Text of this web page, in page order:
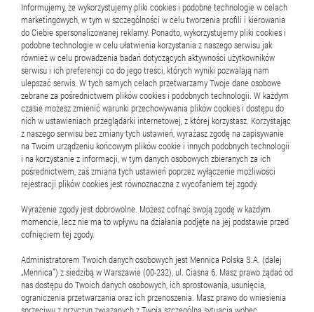
Informujemy, że wykorzystujemy pliki cookies i podobne technologie w celach
marketingowych, w tym w szczególności w celu tworzenia profili i kierowania
do Ciebie spersonalizowanej reklamy. Ponadto, wykorzystujemy pliki cookies i
podobne technologie w celu ułatwienia korzystania z naszego serwisu jak
również w celu prowadzenia badań dotyczących aktywności użytkowników
serwisu i ich preferencji co do jego treści, których wyniki pozwalają nam
ulepszać serwis. W tych samych celach przetwarzamy Twoje dane osobowe
zebrane za pośrednictwem plików cookies i podobnych technologii. W każdym
czasie możesz zmienić warunki przechowywania plików cookies i dostępu do
nich w ustawieniach przeglądarki internetowej, z której korzystasz. Korzystając
z naszego serwisu bez zmiany tych ustawień, wyrażasz zgodę na zapisywanie
na Twoim urządzeniu końcowym plików cookie i innych podobnych technologii
i na korzystanie z informacji, w tym danych osobowych zbieranych za ich
pośrednictwem, zaś zmiana tych ustawień poprzez wyłączenie możliwości
rejestracji plików cookies jest równoznaczna z wycofaniem tej zgody.
Wyrażenie zgody jest dobrowolne. Możesz cofnąć swoją zgodę w każdym
momencie, lecz nie ma to wpływu na działania podjęte na jej podstawie przed
cofnięciem tej zgody.
Administratorem Twoich danych osobowych jest Mennica Polska S.A. (dalej
„Mennica”) z siedzibą w Warszawie (00-232), ul. Ciasna 6. Masz prawo żądać od
nas dostępu do Twoich danych osobowych, ich sprostowania, usunięcia,
ograniczenia przetwarzania oraz ich przenoszenia. Masz prawo do wniesienia
Przeczytaj także:
9 marca 2026
Jakie złote monety bulionowe
kupować?
Zakup monet bulionowych, podobnie jak sztabek, to
jeden z najpewniejszych sposobów inwestowania w
fizyczne złoto. Produkty te najczęściej są
wykonywane z czystego złota i nie mają wartości
kolekcjo...nerskiej.
Oznacza
to,
że
ich
Zobacz więcej